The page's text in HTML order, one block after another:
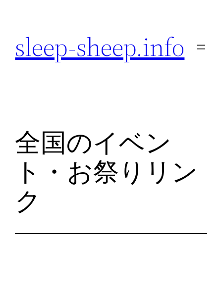
sleep-sheep.info
全国のイベン
ト・お祭りリン
ク